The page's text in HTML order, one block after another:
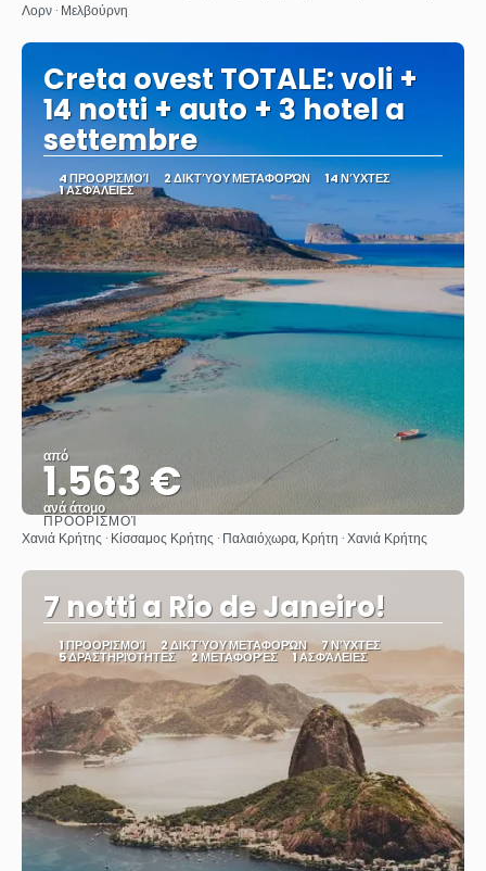
Λορν · Μελβούρνη
Creta ovest TOTALE: voli +
14 notti + auto + 3 hotel a
settembre
4 ΠΡΟΟΡΙΣΜΟΊ 2 ΔΙΚΤΎΟΥ ΜΕΤΑΦΟΡΏΝ 14 ΝΎΧΤΕΣ
1 ΑΣΦΆΛΕΙΕΣ
από
1.563 €
ανά άτομο
Βλέπω
ΠΡΟΟΡΙΣΜΟΊ
Χανιά Κρήτης · Κίσσαμος Κρήτης · Παλαιόχωρα, Κρήτη · Χανιά Κρήτης
7 notti a Rio de Janeiro!
1 ΠΡΟΟΡΙΣΜΟΊ 2 ΔΙΚΤΎΟΥ ΜΕΤΑΦΟΡΏΝ 7 ΝΎΧΤΕΣ
5 ΔΡΑΣΤΗΡΙΌΤΗΤΕΣ 2 ΜΕΤΑΦΟΡΈΣ 1 ΑΣΦΆΛΕΙΕΣ